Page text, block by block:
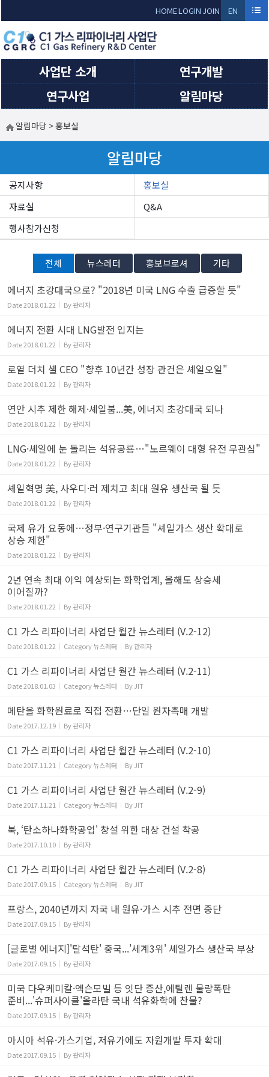
HOMELOGIN JOIN
EN
사업단 소개
연구개발
연구사업
알림마당
알림마당 >홍보실
알림마당
공지사항
홍보실
자료실
Q&A
행사참가신청
전체 뉴스레터 홍보브로셔 기타
에너지 초강대국으로? "2018년 미국 LNG 수출 급증할 듯"
Date2018.01.22 By관리자
에너지 전환 시대 LNG발전 입지는
Date2018.01.22 By관리자
로열 더치 셸 CEO "향후 10년간 성장 관건은 셰일오일"
Date2018.01.22 By관리자
연안 시추 제한 해제·셰일붐...美, 에너지 초강대국 되나
Date2018.01.22 By관리자
LNG·셰일에 눈 돌리는 석유공룡…"노르웨이 대형 유전 무관심"
Date2018.01.22 By관리자
셰일혁명 美, 사우디·러 제치고 최대 원유 생산국 될 듯
Date2018.01.22 By관리자
국제 유가 요동에…정부·연구기관들 "셰일가스 생산 확대로
상승 제한"
Date2018.01.22 By관리자
2년 연속 최대 이익 예상되는 화학업계, 올해도 상승세
이어질까?
Date2018.01.22 By관리자
C1 가스 리파이너리 사업단 월간 뉴스레터 (V.2-12)
Date2018.01.22 Category뉴스레터 By관리자
C1 가스 리파이너리 사업단 월간 뉴스레터 (V.2-11)
Date2018.01.03 Category뉴스레터 ByJIT
메탄을 화학원료로 직접 전환…단일 원자촉매 개발
Date2017.12.19 By관리자
C1 가스 리파이너리 사업단 월간 뉴스레터 (V.2-10)
Date2017.11.21 Category뉴스레터 ByJIT
C1 가스 리파이너리 사업단 월간 뉴스레터 (V.2-9)
Date2017.11.21 Category뉴스레터 ByJIT
북, ‘탄소하나화학공업' 창설 위한 대상 건설 착공
Date2017.10.10 By관리자
C1 가스 리파이너리 사업단 월간 뉴스레터 (V.2-8)
Date2017.09.15 Category뉴스레터 ByJIT
프랑스, 2040년까지 자국 내 원유·가스 시추 전면 중단
Date2017.09.15 By관리자
[글로벌 에너지]'탈석탄' 중국...'세계3위' 셰일가스 생산국 부상
Date2017.09.15 By관리자
미국 다우케미칼·엑슨모빌 등 잇단 증산,에틸렌 물량폭탄
준비...'슈퍼사이클'올라탄 국내 석유화학에 찬물?
Date2017.09.15 By관리자
아시아 석유·가스기업, 저유가에도 자원개발 투자 확대
Date2017.09.15 By관리자